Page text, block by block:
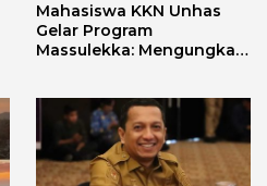
Mahasiswa KKN Unhas
Gelar Program
Massulekka: Mengungkap